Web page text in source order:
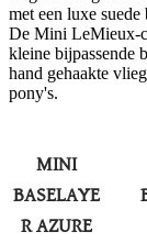
met een luxe
De Mini LeMieux-
kleine bijpassende
hand gehaakte
pony's.
MINI
BASELAYE
R AZURE